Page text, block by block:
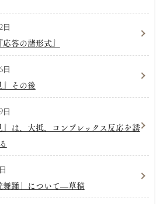
日
答の諸形式』
日
』その後
日
』は、大抵、コンプレックス反応を誘
舞踊」について—草稿